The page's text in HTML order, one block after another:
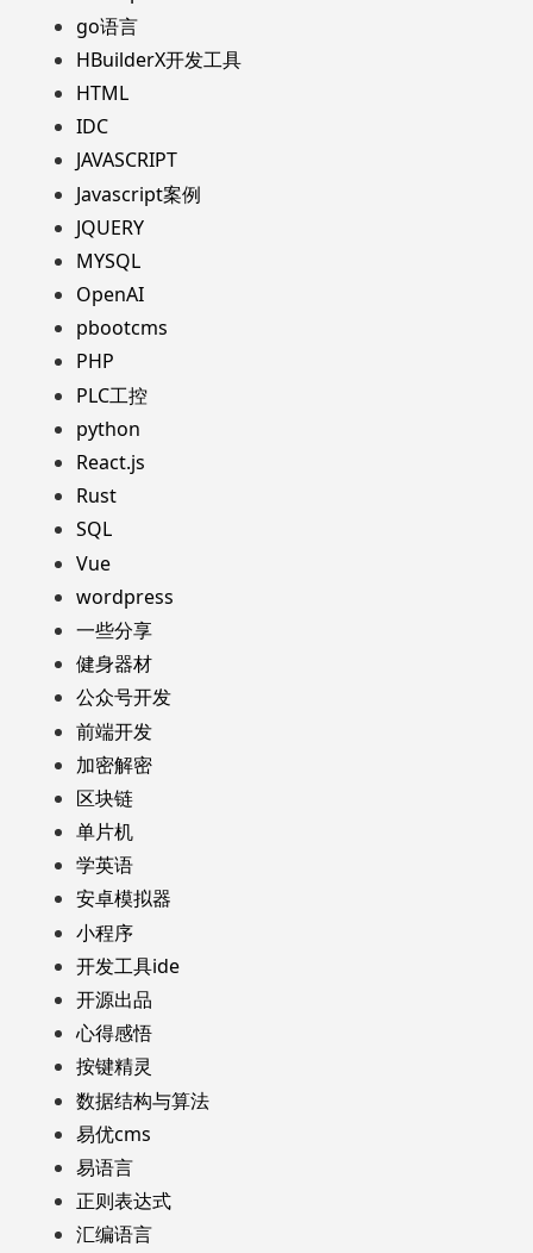
go语言
HBuilderX开发工具
HTML
IDC
JAVASCRIPT
Javascript案例
JQUERY
MYSQL
OpenAI
pbootcms
PHP
PLC工控
python
React.js
Rust
SQL
Vue
wordpress
一些分享
健身器材
公众号开发
前端开发
加密解密
区块链
单片机
学英语
安卓模拟器
小程序
开发工具ide
开源出品
心得感悟
按键精灵
数据结构与算法
易优cms
易语言
正则表达式
汇编语言